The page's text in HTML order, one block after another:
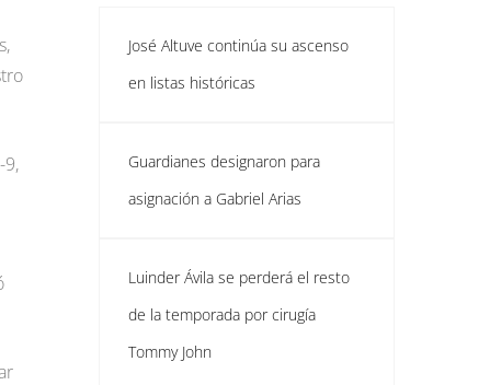
9,
José Altuve continúa su ascenso
en listas históricas
Guardianes designaron para
asignación a Gabriel Arias
Luinder Ávila se perderá el resto
de la temporada por cirugía
Tommy John